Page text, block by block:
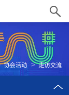
协会活动 > 走访交流